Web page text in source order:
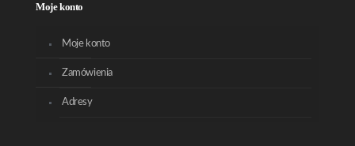
Moje konto
Moje konto
Zamówienia
Adresy